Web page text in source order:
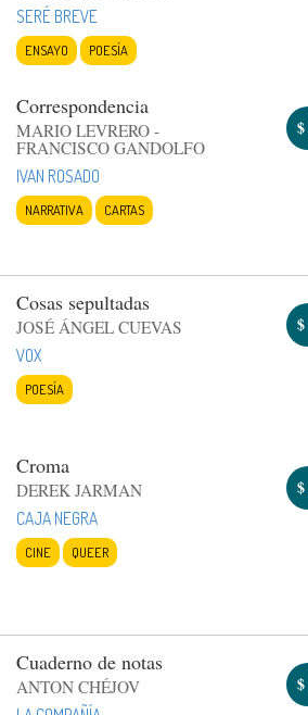
SERÉ BREVE
ENSAYO POESÍA
Correspondencia
MARIO LEVRERO -
FRANCISCO GANDOLFO
IVAN ROSADO
NARRATIVA CARTAS
$
Cosas sepultadas
JOSÉ ÁNGEL CUEVAS
VOX
POESÍA
$
Croma
DEREK JARMAN
CAJA NEGRA
CINE QUEER
$
Cuaderno de notas
ANTON CHÉJOV
$